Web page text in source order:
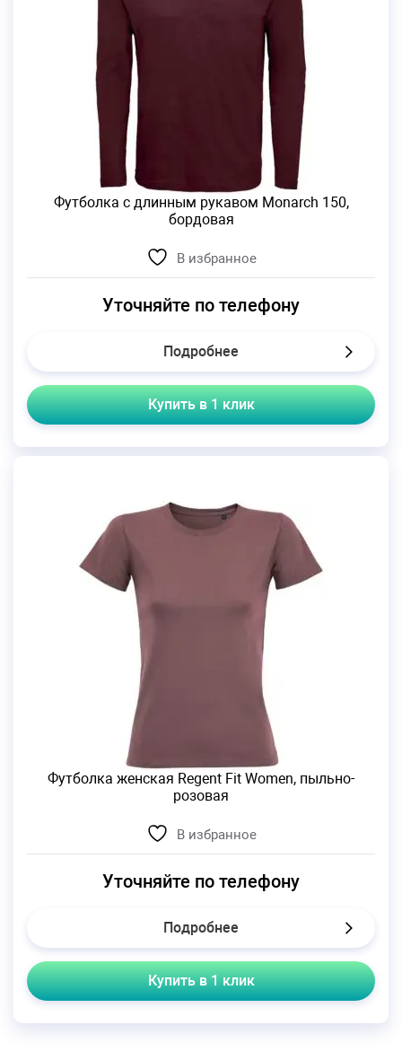
Футболка с длинным рукавом Monarch 150,
бордовая
В избранное
Уточняйте по телефону
Подробнее
Купить в 1 клик
Футболка женская Regent Fit Women, пыльно-
розовая
В избранное
Уточняйте по телефону
Подробнее
Купить в 1 клик